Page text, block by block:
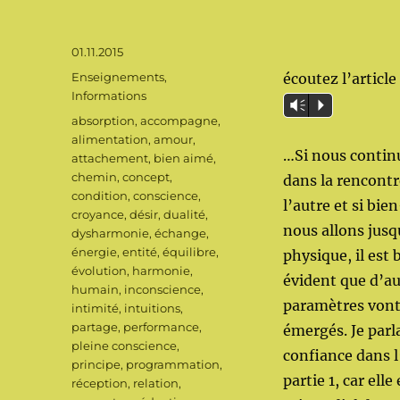
écoutez l’article
Vm P
…Si nous
dans la
l’autre et si
nous allons
physique, il est
évident que
paramètres vont
émergés. Je
confiance dans
partie 1, car elle
Publié
01.11.2015
Catégories
Enseignements,
Informations
Étiquettes
absorption,accompagne,
alimentation,amour,
attachement, bien aimé,
chemin,concept,
condition,conscience,
croyance,désir,dualité,
dysharmonie,échange,
énergie,entité,équilibre,
évolution, harmonie,
humain, inconscience,
intimité, intuitions,
partage, performance,
pleine conscience,
principe, programmation,
réception, relation,